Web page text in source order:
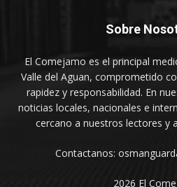
Sobre
El Comejamo es el principal
Valle del Aguan, comprometido
rapidez y responsabilidad. En
noticias locales, nacionales e
cercano a nuestros lectores y
Contactanos:
2026 El